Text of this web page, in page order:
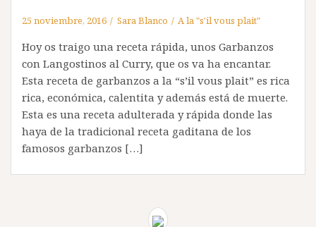
25 noviembre, 2016 Sara Blanco A la "s'il vous plait"
Hoy os traigo una receta rápida, unos Garbanzos
con Langostinos al Curry, que os va ha encantar.
Esta receta de garbanzos a la “s’il vous plait” es rica
rica, económica, calentita y además está de muerte.
Esta es una receta adulterada y rápida donde las
haya de la tradicional receta gaditana de los
famosos garbanzos […]